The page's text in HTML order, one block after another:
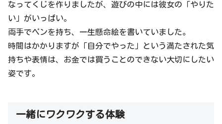
なってくじを作りましたが、遊びの中には彼女の「やりた
い」がいっぱい。
両手でペンを持ち、一生懸命絵を書いていました。
時間はかかりますが「自分でやった」という満たされた気
持ちや表情は、お金では買うことのできない大切にしたい
姿です。
一緒にワクワクする体験